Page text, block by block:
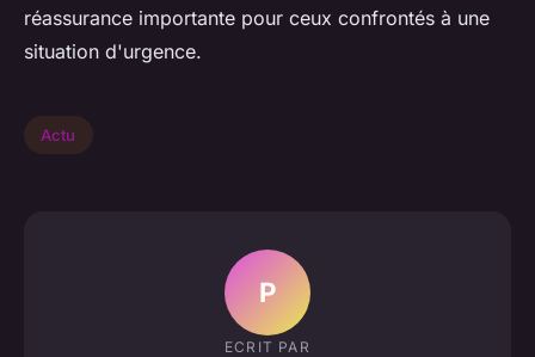
réassurance importante pour ceux confrontés à une
situation d'urgence.
Actu
P
ECRIT PAR